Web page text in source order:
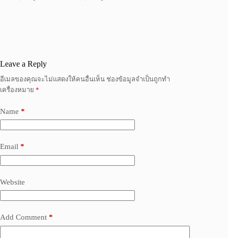
Leave a Reply
อีเมลของคุณจะไม่แสดงให้คนอื่นเห็น ช่องข้อมูลจำเป็นถูกทำ
เครื่องหมาย *
Name *
Email *
Website
Add Comment *